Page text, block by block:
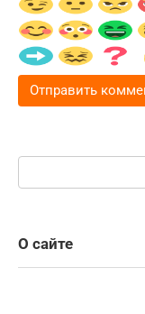
Поиск:
О сайте